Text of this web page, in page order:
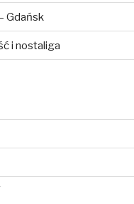
Gdańsk
i nostaliga